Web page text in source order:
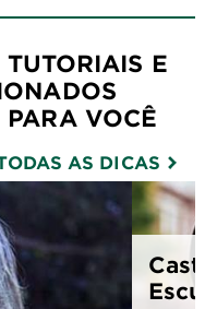
E
PARA VOCÊ
AS DICAS